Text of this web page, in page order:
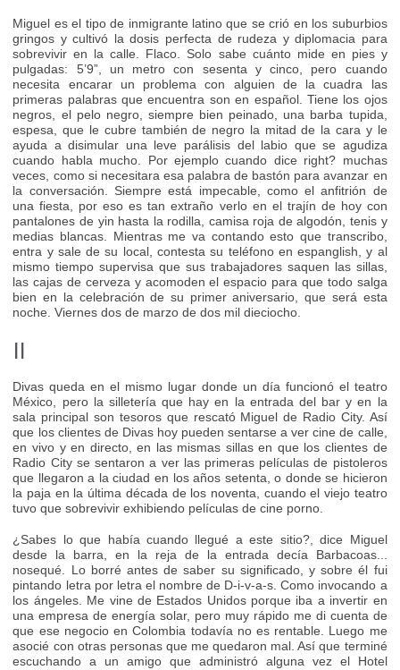
Miguel es el tipo de inmigrante latino que se crió en los suburbios
gringos y cultivó la dosis perfecta de rudeza y diplomacia para
sobrevivir en la calle. Flaco. Solo sabe cuánto mide en pies y
pulgadas: 5’9”, un metro con sesenta y cinco, pero cuando
necesita encarar un problema con alguien de la cuadra las
primeras palabras que encuentra son en español. Tiene los ojos
negros, el pelo negro, siempre bien peinado, una barba tupida,
espesa, que le cubre también de negro la mitad de la cara y le
ayuda a disimular una leve parálisis del labio que se agudiza
cuando habla mucho. Por ejemplo cuando dice right? muchas
veces, como si necesitara esa palabra de bastón para avanzar en
la conversación. Siempre está impecable, como el anfitrión de
una fiesta, por eso es tan extraño verlo en el trajín de hoy con
pantalones de yin hasta la rodilla, camisa roja de algodón, tenis y
medias blancas. Mientras me va contando esto que transcribo,
entra y sale de su local, contesta su teléfono en espanglish, y al
mismo tiempo supervisa que sus trabajadores saquen las sillas,
las cajas de cerveza y acomoden el espacio para que todo salga
bien en la celebración de su primer aniversario, que será esta
noche. Viernes dos de marzo de dos mil dieciocho.
II
Divas queda en el mismo lugar donde un día funcionó el teatro
México, pero la silletería que hay en la entrada del bar y en la
sala principal son tesoros que rescató Miguel de Radio City. Así
que los clientes de Divas hoy pueden sentarse a ver cine de calle,
en vivo y en directo, en las mismas sillas en que los clientes de
Radio City se sentaron a ver las primeras películas de pistoleros
que llegaron a la ciudad en los años setenta, o donde se hicieron
la paja en la última década de los noventa, cuando el viejo teatro
tuvo que sobrevivir exhibiendo películas de cine porno.
¿Sabes lo que había cuando llegué a este sitio?, dice Miguel
desde la barra, en la reja de la entrada decía Barbacoas...
nosequé. Lo borré antes de saber su significado, y sobre él fui
pintando letra por letra el nombre de D-i-v-a-s. Como invocando a
los ángeles. Me vine de Estados Unidos porque iba a invertir en
una empresa de energía solar, pero muy rápido me di cuenta de
que ese negocio en Colombia todavía no es rentable. Luego me
asocié con otras personas que me quedaron mal. Así que terminé
escuchando a un amigo que administró alguna vez el Hotel